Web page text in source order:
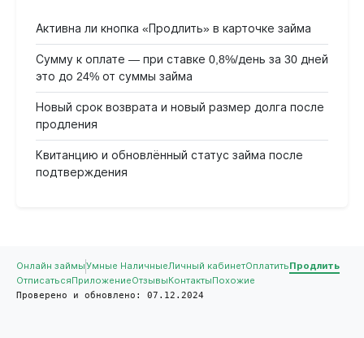
Активна ли кнопка «Продлить» в карточке займа
Сумму к оплате — при ставке 0,8%/день за 30 дней
это до 24% от суммы займа
Новый срок возврата и новый размер долга после
продления
Квитанцию и обновлённый статус займа после
подтверждения
Онлайн займыУмные НаличныеЛичный кабинетОплатить Продлить
Отписаться ПриложениеОтзывы Контакты Похожие
Проверено и обновлено: 07.12.2024